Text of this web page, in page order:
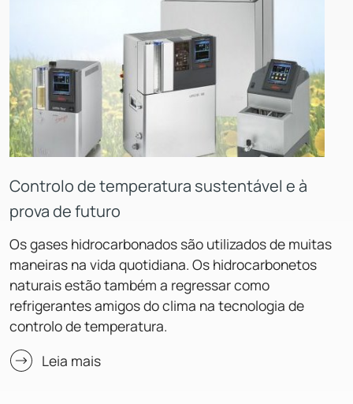
Controlo de temperatura sustentável e à
prova de futuro
Os gases hidrocarbonados são utilizados de muitas
maneiras na vida quotidiana. Os hidrocarbonetos
naturais estão também a regressar como
refrigerantes amigos do clima na tecnologia de
controlo de temperatura.
Leia mais